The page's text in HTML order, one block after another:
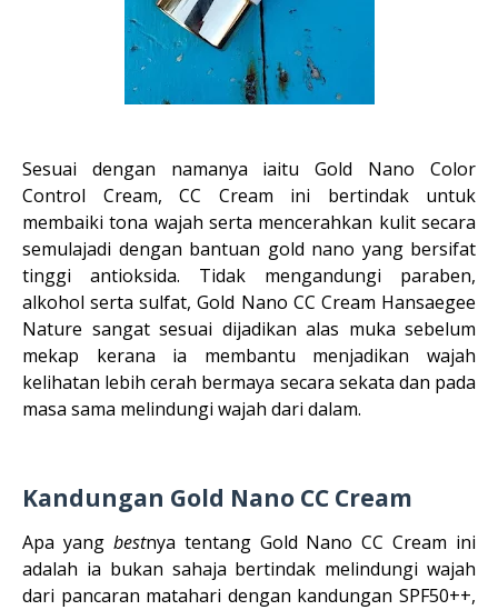
Sesuai dengan namanya iaitu Gold Nano Color
Control Cream, CC Cream ini bertindak untuk
membaiki tona wajah serta mencerahkan kulit secara
semulajadi dengan bantuan gold nano yang bersifat
tinggi antioksida. Tidak mengandungi paraben,
alkohol serta sulfat, Gold Nano CC Cream Hansaegee
Nature sangat sesuai dijadikan alas muka sebelum
mekap kerana ia membantu menjadikan wajah
kelihatan lebih cerah bermaya secara sekata dan pada
masa sama melindungi wajah dari dalam.
Kandungan Gold Nano CC Cream
Apa yang bestnya tentang Gold Nano CC Cream ini
adalah ia bukan sahaja bertindak melindungi wajah
dari pancaran matahari dengan kandungan SPF50++,